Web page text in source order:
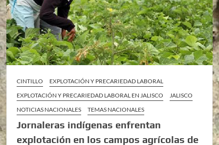
CINTILLO
EXPLOTACIÓN Y PRECARIEDAD LABORAL
EXPLOTACIÓN Y PRECARIEDAD LABORAL EN JALISCO
JALISCO
NOTICIAS NACIONALES
TEMAS NACIONALES
Jornaleras indígenas enfrentan
explotación en los campos agrícolas de